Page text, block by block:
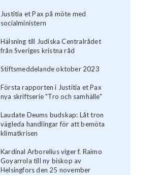
Justitia et Pax på möte med
socialministern
Hälsning till Judiska Centralrådet
från Sveriges kristna råd
Stiftsmeddelande oktober 2023
Första rapporten i Justitia et Pax
nya skriftserie "Tro och samhälle"
Laudate Deums budskap: Låt tron
vägleda handlingar för att bemöta
klimatkrisen
Kardinal Arborelius viger f. Raimo
Goyarrola till ny biskop av
Helsingfors den 25 november